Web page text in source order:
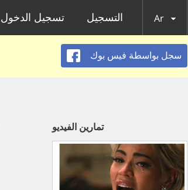
تسجيل الدخول التسجيل Ar
سجل بواسطة فيس بوك
تمارين الفيديو